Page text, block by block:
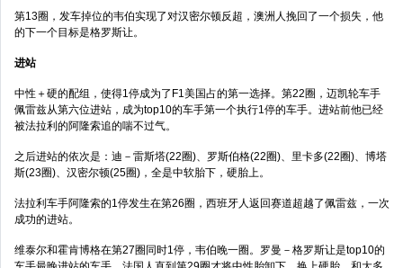
第13圈，发车掉位的韦伯实现了对汉密尔顿反超，澳洲人挽回了一个损失，他
的下一个目标是格罗斯让。
进站
中性＋硬的配组，使得1停成为了F1美国占的第一选择。第22圈，迈凯轮车手
佩雷兹从第六位进站，成为top10的车手第一个执行1停的车手。进站前他已经
被法拉利的阿隆索追的喘不过气。
之后进站的依次是：迪－雷斯塔(22圈)、罗斯伯格(22圈)、里卡多(22圈)、博塔
斯(23圈)、汉密尔顿(25圈)，全是中软胎下，硬胎上。
法拉利车手阿隆索的1停发生在第26圈，西班牙人返回赛道超越了佩雷兹，一次
成功的进站。
维泰尔和霍肯博格在第27圈同时1停，韦伯晚一圈。罗曼－格罗斯让是top10的